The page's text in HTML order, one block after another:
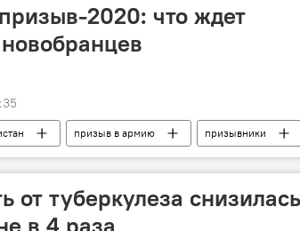
2020: что ждет
призыв в армию призывники
Минздрав Узбекистана Реформы
от туберкулеза